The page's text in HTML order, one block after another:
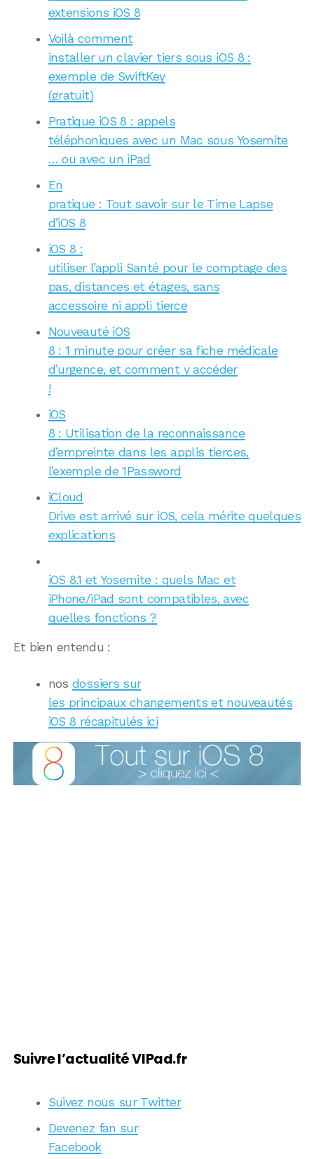
extensions iOS 8
Voilà comment
installer un clavier tiers sous iOS 8 :
exemple de SwiftKey
(gratuit)
Pratique iOS 8 : appels
téléphoniques avec un Mac sous Yosemite
… ou avec un iPad
En
pratique : Tout savoir sur le Time Lapse
d’iOS 8
iOS 8 :
utiliser l’appli Santé pour le comptage des
pas, distances et étages, sans
accessoire ni appli tierce
Nouveauté iOS
8 : 1 minute pour créer sa fiche médicale
d’urgence, et comment y accéder
!
iOS
8 : Utilisation de la reconnaissance
d’empreinte dans les applis tierces,
l’exemple de 1Password
iCloud
Drive est arrivé sur iOS, cela mérite quelques
explications
iOS 8.1 et Yosemite : quels Mac et
iPhone/iPad sont compatibles, avec
quelles fonctions ?
Et bien entendu :
nosdossiers sur
les principaux changements et nouveautés
iOS 8 récapitulés ici
Suivre l’actualité VIPad.fr
Suivez nous sur Twitter
Devenez fan sur
Facebook